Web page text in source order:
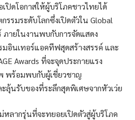
เปิดโอกาสให้ผู้บริโภคชาวไทยได้
รรมระดับโลกซึ่งเปิดตัวใน Global
ภายในงานพบกับการจัดแสดง
อินเทอร์แอคทีฟสุดสร้างสรรค์ และ
Awards ที่จะจุดประกายแรง
พร้อมพบกับผู้เชี่ยวชาญ
ลุ้นรับของที่ระลึกสุดพิเศษจากหัวเว่ย
หลากรุ่นที่จะทยอยเปิดตัวสู่ผู้บริโภค